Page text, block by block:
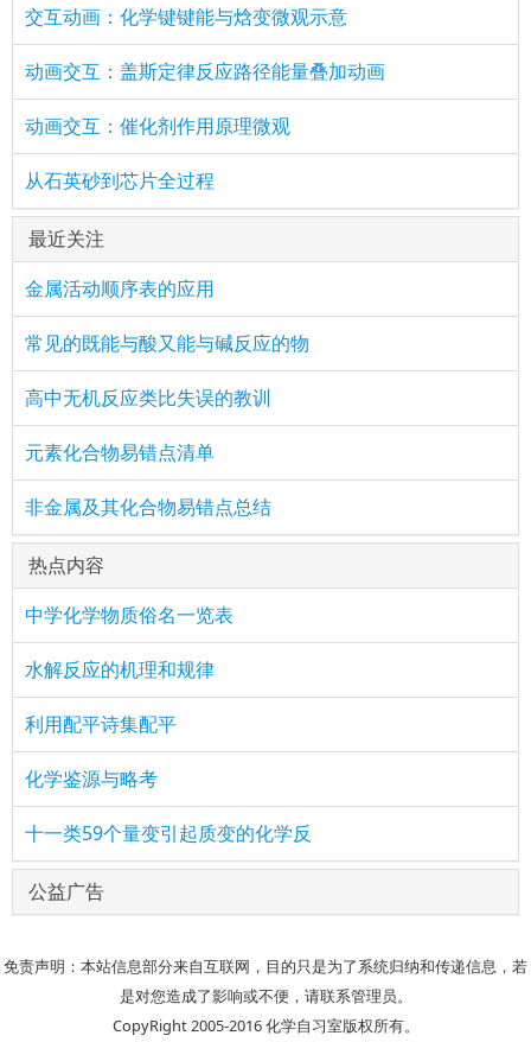
交互动画：化学键键能与焓变微观示意
动画交互：盖斯定律反应路径能量叠加动画
动画交互：催化剂作用原理微观
从石英砂到芯片全过程
最近关注
金属活动顺序表的应用
常见的既能与酸又能与碱反应的物
高中无机反应类比失误的教训
元素化合物易错点清单
非金属及其化合物易错点总结
热点内容
中学化学物质俗名一览表
水解反应的机理和规律
利用配平诗集配平
化学鉴源与略考
十一类59个量变引起质变的化学反
公益广告
免责声明：本站信息部分来自互联网，目的只是为了系统归纳和传递信息，若
是对您造成了影响或不便，请联系管理员。
CopyRight 2005-2016 化学自习室版权所有。